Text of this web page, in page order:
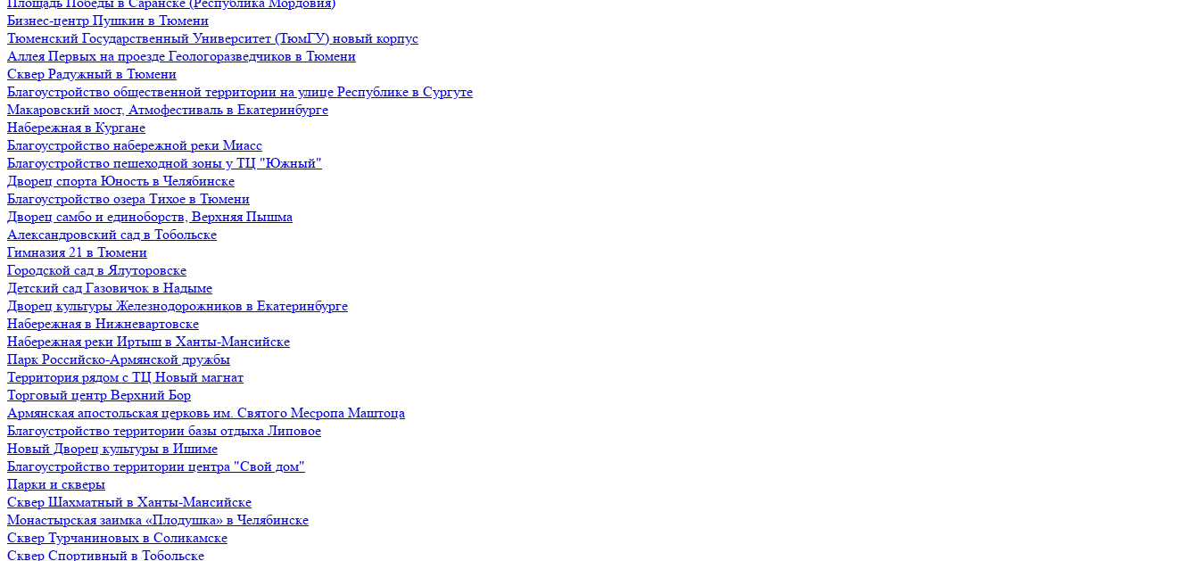
Бизнес-центр Пушкин в Тюмени
Тюменский Государственный Университет (ТюмГУ) новый корпус
Аллея Первых на проезде Геологоразведчиков в Тюмени
Сквер Радужный в Тюмени
Благоустройство общественной территории на улице Республике в Сургуте
Макаровский мост, Атмофестиваль в Екатеринбурге
Набережная в Кургане
Благоустройство набережной реки Миасс
Благоустройство пешеходной зоны у ТЦ "Южный"
Дворец спорта Юность в Челябинске
Благоустройство озера Тихое в Тюмени
Дворец самбо и единоборств, Верхняя Пышма
Александровский сад в Тобольске
Гимназия 21 в Тюмени
Городской сад в Ялуторовске
Детский сад Газовичок в Надыме
Дворец культуры Железнодорожников в Екатеринбурге
Набережная в Нижневартовске
Набережная реки Иртыш в Ханты-Мансийске
Парк Российско-Армянской дружбы
Территория рядом с ТЦ Новый магнат
Торговый центр Верхний Бор
Армянская апостольская церковь им. Святого Месропа Маштоца
Благоустройство территории базы отдыха Липовое
Нoвый Двoрeц культуры в Ишимe
Благоустройство территории центра "Свой дом"
Парки и скверы
Сквер Шахматный в Ханты-Мансийске
Монастырская заимка «Плодушка» в Челябинске
Сквер Турчаниновых в Соликамске
Сквер Спортивный в Тобольске